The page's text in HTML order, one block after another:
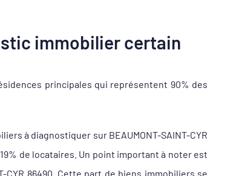
immobilier certain
principales qui représentent 90% des
à diagnostiquer sur BEAUMONT-SAINT-CYR
de locataires. Un point important à noter est
CYR 86490. Cette part de biens immobiliers se